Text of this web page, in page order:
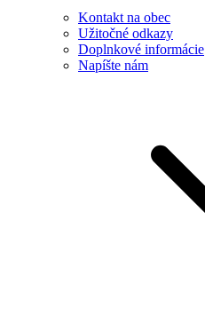
Kontakt na obec
Užitočné odkazy
Doplnkové informácie
Napíšte nám